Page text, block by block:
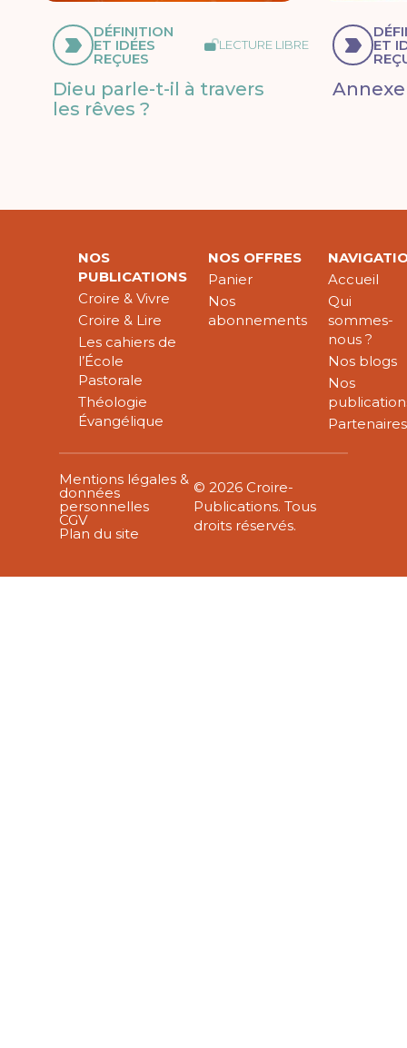
DÉFINITION
ET IDÉES
REÇUES
LECTURE LIBRE
Dieu parle-t-il à travers
les rêves ?
ET
Annexe
NOS
PUBLICATIONS
Croire & Vivre
Croire & Lire
Les cahiers de
l’École
Pastorale
Théologie
Évangélique
NOS OFFRES
Panier
Nos
abonnements
Accueil
Qui
sommes-
nous ?
Nos blogs
Nos
Partenaires
Mentions légales &
données
personnelles
CGV
Plan du site
© 2026 Croire-
Publications. Tous
droits réservés.